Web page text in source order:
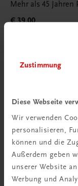
Zustimmung
Diese Webseite
Wir verwenden
personalisieren,
können und die
Außerdem geben
unserer Website
Werbung und
Mehr als 45
€ 39,00